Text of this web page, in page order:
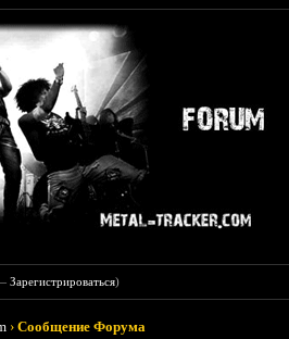
Зарегистрироваться)
›Сообщение Форума